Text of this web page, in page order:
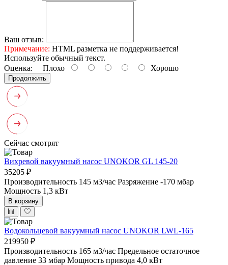
Ваш отзыв:
Примечание: HTML разметка не поддерживается!
Используйте обычный текст.
Оценка: Плохо Хорошо
Продолжить
Сейчас смотрят
Вихревой вакуумный насос UNOKOR GL 145-20
35205 ₽
Производительность 145 м3/час Разряжение -170 мбар
Мощность 1,3 кВт
В корзину
Водокольцевой вакуумный насос UNOKOR LWL-165
219950 ₽
Производительность 165 м3/час Предельное остаточное
давление 33 мбар Мощность привода 4,0 кВт